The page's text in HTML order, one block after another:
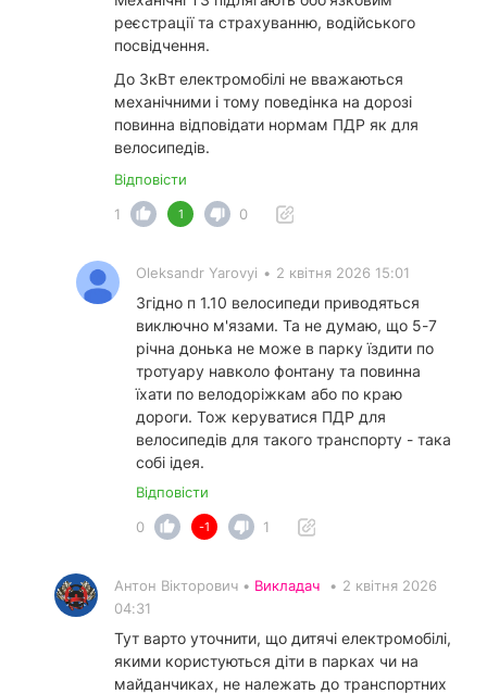
реєстраціїта страхуванню, водійського
посвідчення.
До 3кВт електромобілі не вважаються
механічними і тому поведінка на дорозі
повинна відповідати нормам ПДР як для
велосипедів.
Відповісти
1
1 0
Oleksandr Yarovyi • 2 квітня 2026 15:01
Згідно п 1.10 велосипеди приводяться
виключно м'язами. Та не думаю, що 5-7
річна донька не може в парку їздити по
тротуару навколо фонтану та повинна
їхати по велодоріжкам або по краю
дороги. Тож керуватися ПДР для
велосипедів для такого транспорту - така
собі ідея.
Відповісти
0
-1 1
Антон Вікторович • Викладач • 2 квітня 2026
04:31
Тут варто уточнити, що дитячі електромобілі,
якими користуються діти в парках чи на
майданчиках, не належать до транспортних